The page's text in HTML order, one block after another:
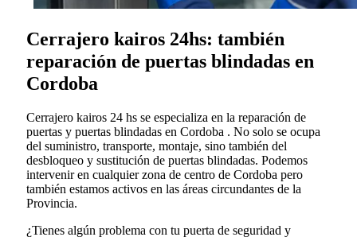
Cerrajero kairos 24hs: también
reparación de puertas blindadas en
Cordoba
Cerrajero kairos 24 hs se especializa en la reparación de
puertas y puertas blindadas en Cordoba . No solo se ocupa
del suministro, transporte, montaje, sino también del
desbloqueo y sustitución de puertas blindadas. Podemos
intervenir en cualquier zona de centro de Cordoba pero
también estamos activos en las áreas circundantes de la
Provincia.
¿Tienes algún problema con tu puerta de seguridad y